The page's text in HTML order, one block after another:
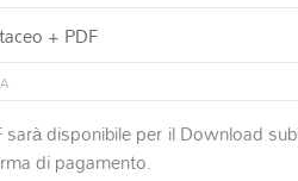
sarà disponibile per il Download
di pagamento.